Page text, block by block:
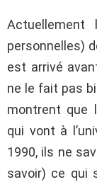
Actuellement
personnelles)
est arrivé
ne le fait pas
montrent que
qui vont à
1990, ils ne
savoir) ce qui